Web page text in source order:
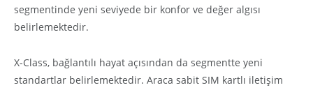
segmentinde yeni seviyede bir konfor ve değer algısı
belirlemektedir.
X-Class, bağlantılı hayat açısından da segmentte yeni
standartlar belirlemektedir. Araca sabit SIM kartlı iletişim